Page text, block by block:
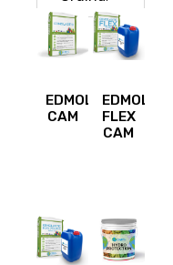
EDMOLASTIC
CAM
FLEX
CAM